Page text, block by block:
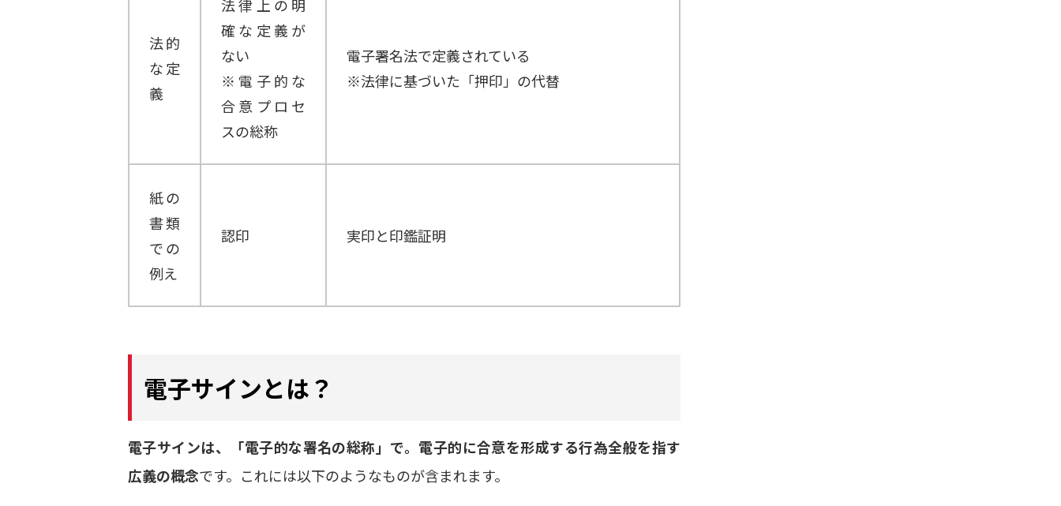
法的
な定
義
法律上の明
確な定義が
ない
※電子的な
合意プロセ
スの総称
電子署名法で定義されている
※法律に基づいた「押印」の代替
紙の
書類
での
例え
認印 実印と印鑑証明
電子サインとは？
電子サインは、「電子的な署名の総称」で。電子的に合意を形成する行為全般を指す
広義の概念です。これには以下のようなものが含まれます。